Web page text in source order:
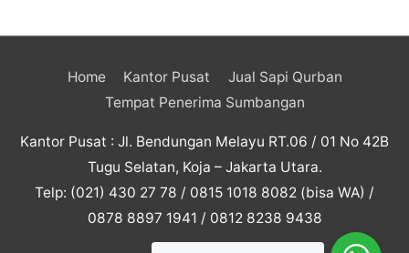
Home Kantor Pusat
Jual Sapi Qurban
Tempat Penerima Sumbangan
Kantor Pusat : Jl. Bendungan Melayu RT.06 / 01 No 42B
Tugu Selatan, Koja – Jakarta Utara.
Telp: (021) 430 27 78 / 0815 1018 8082 (bisa WA) /
0878 8897 1941 / 0812 8238 9438